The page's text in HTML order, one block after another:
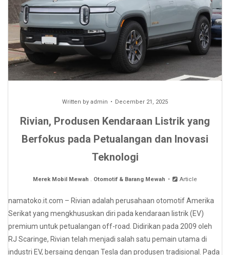
Written by admin December 21, 2025
Rivian, Produsen Kendaraan Listrik yang
Berfokus pada Petualangan dan Inovasi
Teknologi
Merek Mobil Mewah . Otomotif & Barang Mewah Article
namatoko.it.com – Rivian adalah perusahaan otomotif Amerika
Serikat yang mengkhususkan diri pada kendaraan listrik (EV)
premium untuk petualangan off-road. Didirikan pada 2009 oleh
RJ Scaringe, Rivian telah menjadi salah satu pemain utama di
industri EV, bersaing dengan Tesla dan produsen tradisional. Pada